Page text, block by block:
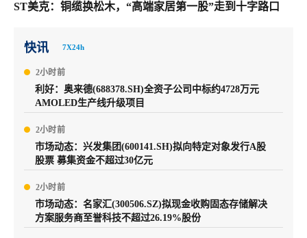
ST美克：铜缆换松木，“高端家居第一股”走到十字路口
快讯 7X24h
2小时前
利好：奥来德(688378.SH)全资子公司中标约4728万元
AMOLED生产线升级项目
2小时前
市场动态：兴发集团(600141.SH)拟向特定对象发行A股
股票 募集资金不超过30亿元
2小时前
市场动态：名家汇(300506.SZ)拟现金收购固态存储解决
方案服务商至誉科技不超过26.19%股份